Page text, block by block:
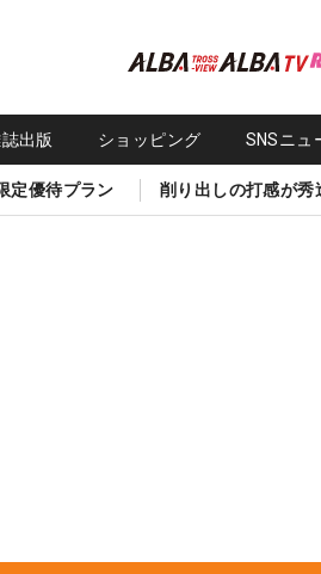
出版 ショッピング SNSニュ
定優待プラン 削り出しの打感が